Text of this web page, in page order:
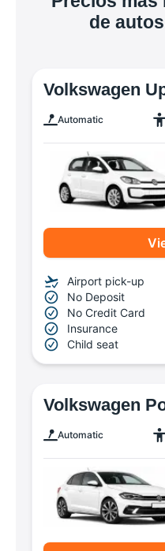
de
Volkswagen
Automatic
Airport pick-up
No Deposit
No Credit Card
Insurance
Child seat
Volkswagen
Automatic